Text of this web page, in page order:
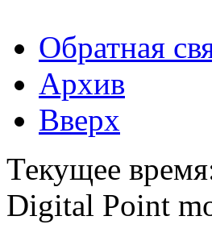
Обратная
Архив
Вверх
Текущее
Digital Point